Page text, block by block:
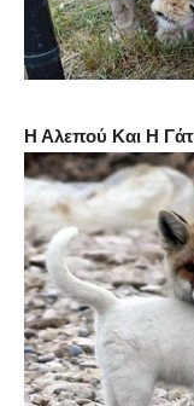
Η Αλεπού Και Η